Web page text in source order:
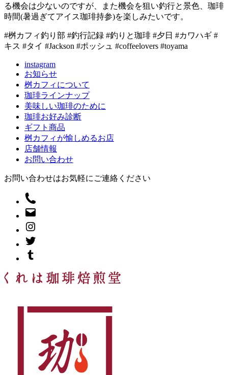
る機会は少ないのですが、また機会を狙い釣行と景色、珈琲
時間(暑過ぎてアイス珈琲持参)を楽しみたいです。
#桝カフィ釣り部 #釣行記録 #釣りと珈琲 #夕日 #カワハギ #
キス #タイ #Jackson #ポッシュ #coffeelovers #toyama
instagram
お知らせ
桝カフィについて
珈琲ラインナップ
美味しい珈琲のために
珈琲お好み診断
ギフト商品
桝カフィが愉しめるお店
店舗情報
お問い合わせ
お問い合わせはお気軽にご連絡ください